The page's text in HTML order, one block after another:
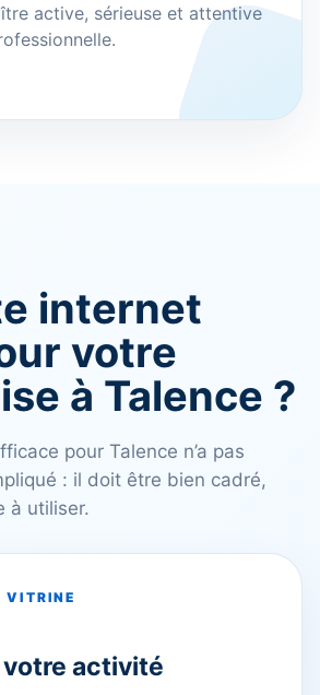
active, sérieuse et attentive
internet
votre
à Talence ?
pour Talence n’a pas
: il doit être bien cadré,
à utiliser.
VITRINE
activité